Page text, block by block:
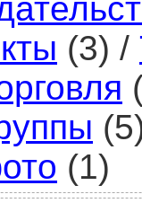
(3) /
(1)